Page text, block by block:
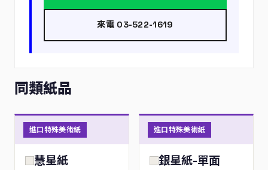
來電 03-522-1619
同類紙品
進口特殊美術紙
慧星紙
進口特殊美術紙
銀星紙-單面